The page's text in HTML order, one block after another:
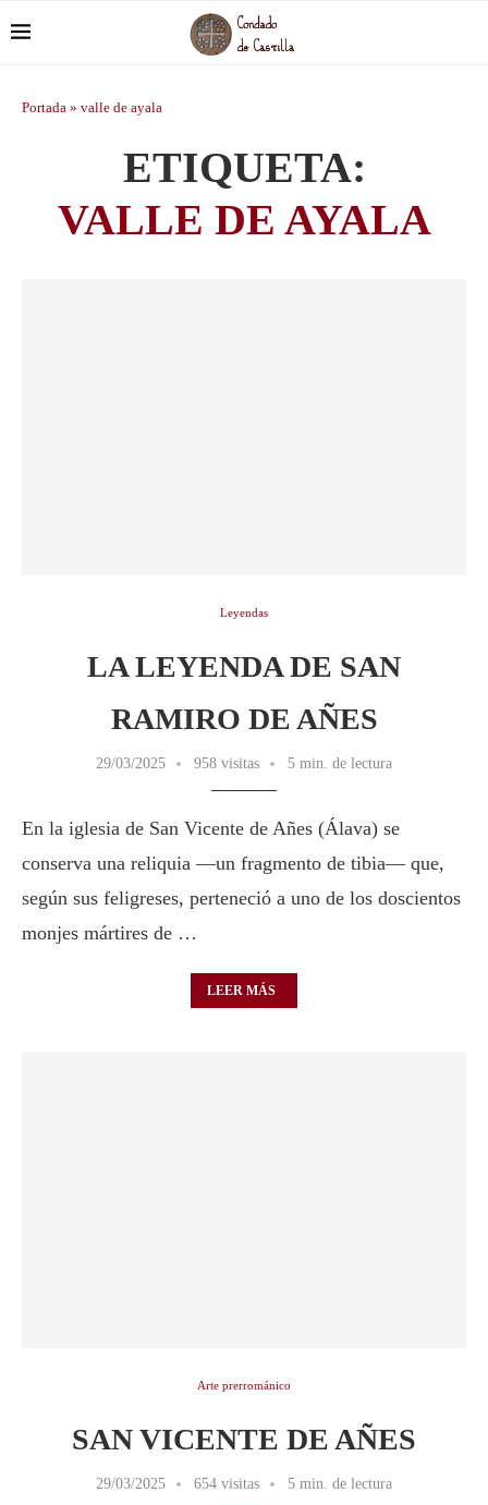
Portada » valle de ayala
ETIQUETA:
VALLE DE AYALA
Leyendas
LA LEYENDA DE SAN
RAMIRO DE AÑES
29/03/2025 958 visitas 5 min. de lectura
En la iglesia de San Vicente de Añes (Álava) se
conserva una reliquia —un fragmento de tibia— que,
según sus feligreses, perteneció a uno de los doscientos
monjes mártires de …
LEER MÁS
Arte prerrománico
SAN VICENTE DE AÑES
29/03/2025 654 visitas 5 min. de lectura